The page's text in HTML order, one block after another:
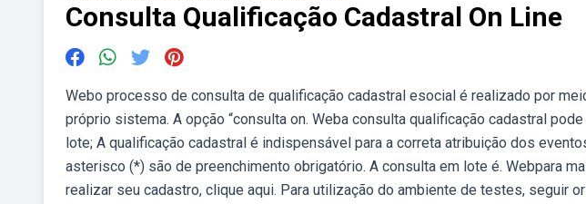
Consulta Qualificação Cadastral On Line
Webo processo de consulta de qualificação cadastral esocial é realizado por
próprio sistema. A opção “consulta on. Weba consulta qualificação cadastral
lote; A qualificação cadastral é indispensável para a correta atribuição dos
asterisco (*) são de preenchimento obrigatório. A consulta em lote é. Webpara
realizar seu cadastro, clique aqui. Para utilização do ambiente de testes, seguir